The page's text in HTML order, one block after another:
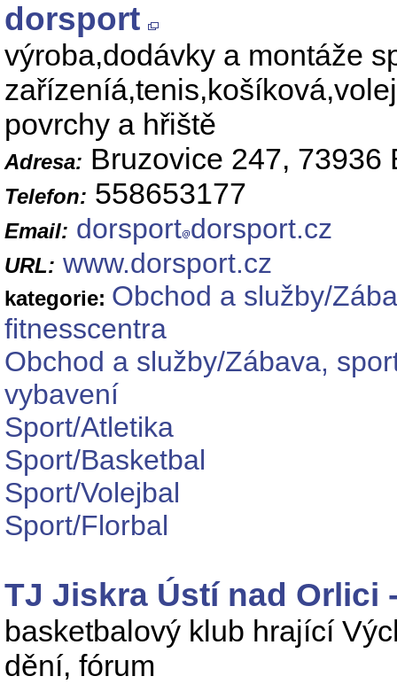
dorsport
výroba,dodávky a montáže
povrchy a hřiště
Adresa: Bruzovice 247, 73936
Telefon: 558653177
Email: dorsport dorsport.cz
URL: www.dorsport.cz
kategorie: Obchod a služby/
fitnesscentra
Obchod a služby/Zábava,
vybavení
Sport/Atletika
Sport/Basketbal
Sport/Volejbal
Sport/Florbal
TJ Jiskra Ústí nad Orlici
basketbalový klub hrající
dění, fórum